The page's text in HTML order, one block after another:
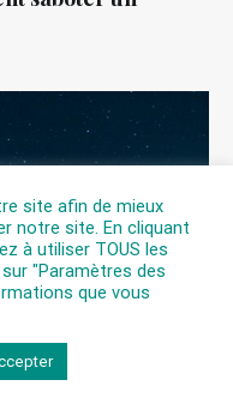
site afin de mieux
notre site. En cliquant
à utiliser TOUS les
"Paramètres des
que vous